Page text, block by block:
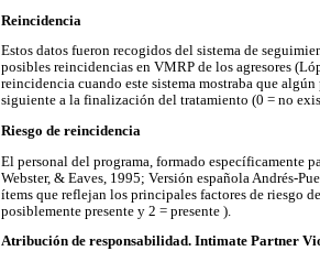
Reincidencia
Estos datos fueron recogidos del sistema de
posibles reincidencias en VMRP de los agresores
reincidencia cuando este sistema mostraba que
siguiente a la finalización del tratamiento (0 = no
Riesgo de reincidencia
El personal del programa, formado específicamente
Webster, & Eaves, 1995; Versión española Andrés-
ítems que reflejan los principales factores de riesgo
posiblemente presente y 2 = presente ).
Atribución de responsabilidad. Intimate Partner